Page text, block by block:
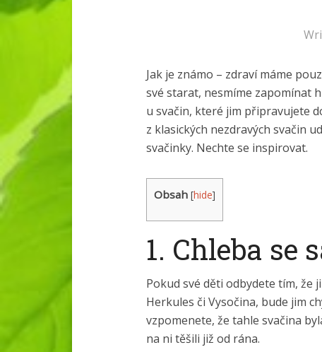
Jak je známo – zdraví máme
své starat, nesmíme zapomínat
u svačin, které jim připravujete
z klasických nezdravých svačin
svačinky. Nechte se inspirovat.
Obsah [hide]
1. Chleba se
Pokud své děti odbydete tím, že
Herkules či Vysočina, bude jim
vzpomenete, že tahle svačina
na ni těšili již od rána.